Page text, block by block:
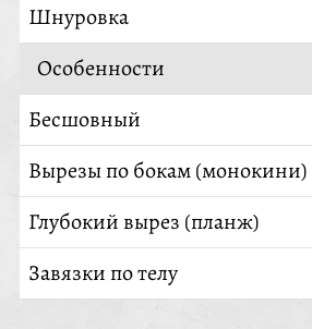
Шнуровка
Особенности
Бесшовный
Вырезы по бокам (монокини)
Глубокий вырез (планж)
Завязки по телу